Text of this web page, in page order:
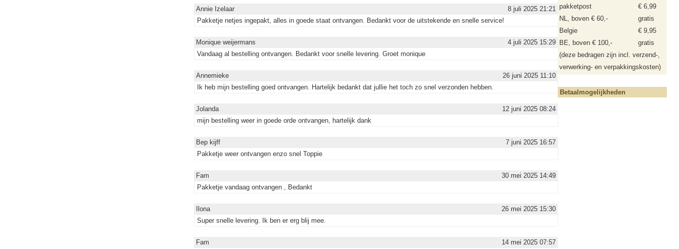
Annie Izelaar
8 juli 2025 21:21
Pakketje netjes ingepakt, alles in goede staat ontvangen. Bedankt voor de uitstekende en snelle service!
Monique weijermans
4 juli 2025 15:29
Vandaag al bestelling ontvangen. Bedankt voor snelle levering. Groet monique
Annemieke
26 juni 2025 11:10
Ik heb mijn bestelling goed ontvangen. Hartelijk bedankt dat jullie het toch zo snel verzonden hebben.
Jolanda
12 juni 2025 08:24
mijn bestelling weer in goede orde ontvangen, hartelijk dank
Bep kijff
7 juni 2025 16:57
Pakketje weer ontvangen enzo snel Toppie
Fam
30 mei 2025 14:49
Pakketje vandaag ontvangen , Bedankt
Ilona
26 mei 2025 15:30
Super snelle levering. Ik ben er erg blij mee.
Fam
14 mei 2025 07:57
pakketpost
€ 6,99
NL, boven € 60,-
gratis
Belgie
€ 9,95
BE, boven € 100,-
gratis
(deze bedragen zijn incl. verzend-,
verwerking- en verpakkingskosten)
Betaalmogelijkheden